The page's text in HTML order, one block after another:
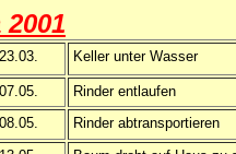
23.03. Keller unter Wasser
07.05.
Rinder entlaufen
08.05.
Rinder abtransportieren